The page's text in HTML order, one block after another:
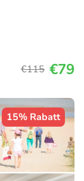
€115 €79
15% Rabatt